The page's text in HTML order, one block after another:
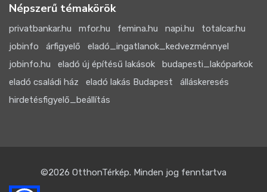
Népszerű témakörök
privatbankar.hu mfor.hu femina.hu napi.hu
totalcar.hu
jobinfo
árfigyelő
eladó_ingatlanok_kedvezménnyel
jobinfo.hu
eladó új építésű lakások
budapesti_lakóparkok
eladó családi ház
eladó lakás Budapest
álláskeresés
hirdetésfigyelő_beállítás
©2026 OtthonTérkép. Minden jog fenntartva